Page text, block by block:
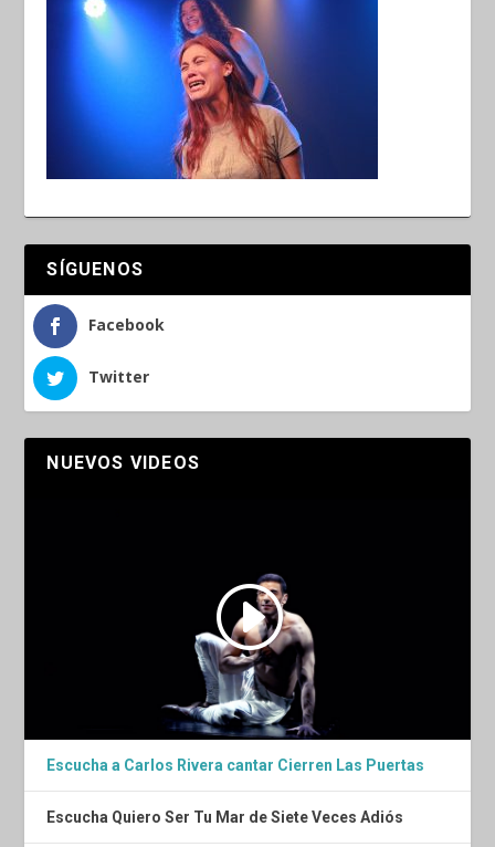
SÍGUENOS
Facebook
Twitter
NUEVOS VIDEOS
Escucha a Carlos Rivera cantar Cierren Las Puertas
Escucha Quiero Ser Tu Mar de Siete Veces Adiós